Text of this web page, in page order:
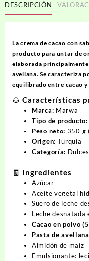
Cacao
Duo
DESCRIPCIÓN
La crema de cacao con
producto para untar de
elaborada principalmente
avellana. Se caracteriza
equilibrado entre cacao y
🌰 Características
Marca: Marwa
Tipo de producto:
Peso neto: 350 g
Origen: Turquía
Categoría:
🧾 Ingredientes
Azúcar
Aceite vegetal
Suero de leche
Leche desnatada
Cacao en polvo
Pasta de avellana
Almidón de maíz
Emulsionante: